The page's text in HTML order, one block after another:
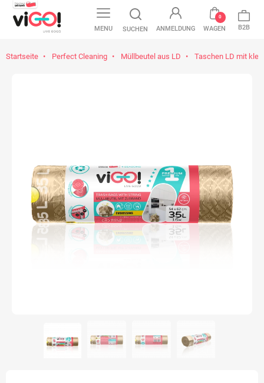
MENU SUCHEN ANMELDUNG WAGEN
0
B2B
Startseite Perfect Cleaning Müllbeutel aus LD Taschen LD mit